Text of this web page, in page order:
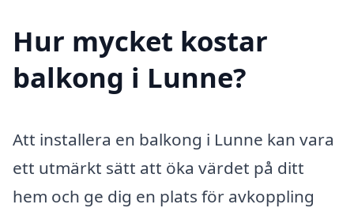
Hur mycket kostar
balkong i Lunne?
Att installera en balkong i Lunne kan vara
ett utmärkt sätt att öka värdet på ditt
hem och ge dig en plats för avkoppling